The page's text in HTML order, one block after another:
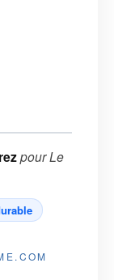
pourLe